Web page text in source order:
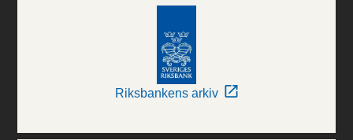
Riksbankens arkiv